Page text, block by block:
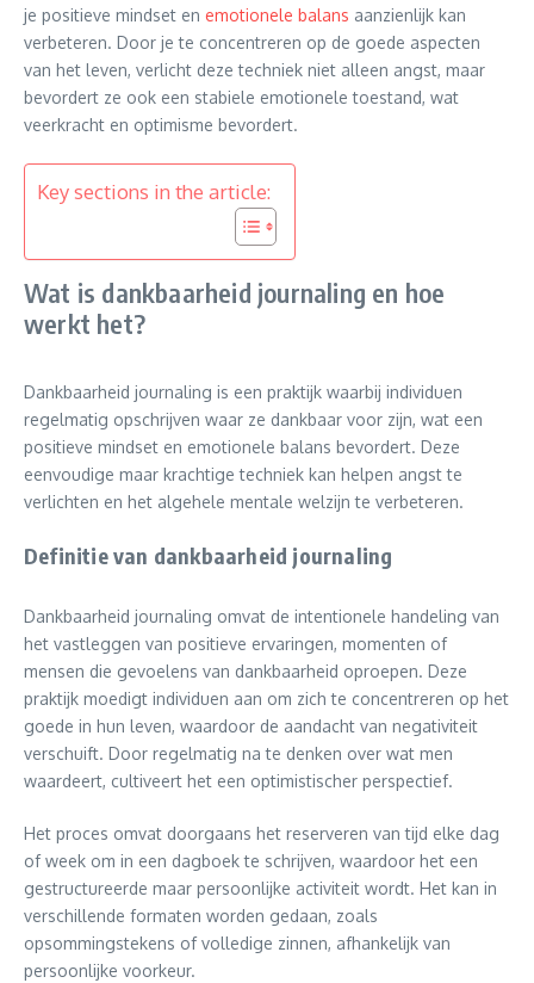
je positieve mindset en emotionele balans aanzienlijk kan
verbeteren. Door je te concentreren op de goede aspecten
van het leven, verlicht deze techniek niet alleen angst, maar
bevordert ze ook een stabiele emotionele toestand, wat
veerkracht en optimisme bevordert.
Key sections in the article:
Wat is dankbaarheid journaling en hoe
werkt het?
Dankbaarheid journaling is een praktijk waarbij individuen
regelmatig opschrijven waar ze dankbaar voor zijn, wat een
positieve mindset en emotionele balans bevordert. Deze
eenvoudige maar krachtige techniek kan helpen angst te
verlichten en het algehele mentale welzijn te verbeteren.
Definitie van dankbaarheid journaling
Dankbaarheid journaling omvat de intentionele handeling van
het vastleggen van positieve ervaringen, momenten of
mensen die gevoelens van dankbaarheid oproepen. Deze
praktijk moedigt individuen aan om zich te concentreren op het
goede in hun leven, waardoor de aandacht van negativiteit
verschuift. Door regelmatig na te denken over wat men
waardeert, cultiveert het een optimistischer perspectief.
Het proces omvat doorgaans het reserveren van tijd elke dag
of week om in een dagboek te schrijven, waardoor het een
gestructureerde maar persoonlijke activiteit wordt. Het kan in
verschillende formaten worden gedaan, zoals
opsommingstekens of volledige zinnen, afhankelijk van
persoonlijke voorkeur.